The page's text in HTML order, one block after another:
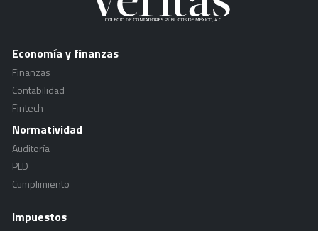
Economía y finanzas
Finanzas
Contabilidad
Fintech
Normatividad
Auditoría
PLD
Cumplimiento
Impuestos